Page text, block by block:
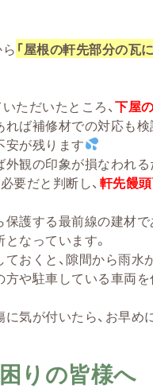
「屋根の軒先部分の瓦
ただいたところ、下屋
ば補修材での対応も
安が残ります
観の印象が損なわれ
要だと判断し、 軒先饅頭
護する最前線の建材
なっています。
おくと、隙間から雨
や駐車している車両を
気が付いたら、お早
りの皆様へ